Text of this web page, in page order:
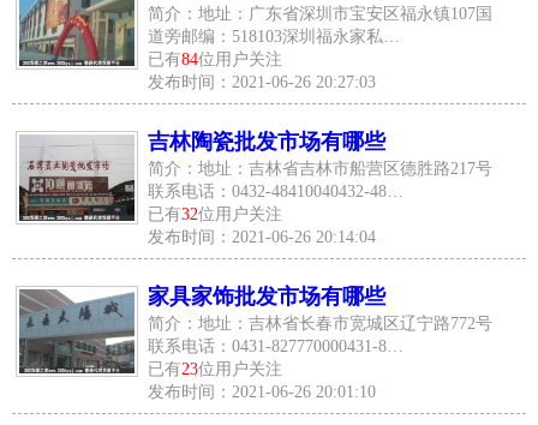
简介：地址：广东省深圳市宝安区福永镇107国
道旁邮编：518103深圳福永家私…
已有84位用户关注
发布时间：2021-06-26 20:27:03
吉林陶瓷批发市场有哪些
简介：地址：吉林省吉林市船营区德胜路217号
联系电话：0432-48410040432-48…
已有32位用户关注
发布时间：2021-06-26 20:14:04
家具家饰批发市场有哪些
简介：地址：吉林省长春市宽城区辽宁路772号
联系电话：0431-827770000431-8…
已有23位用户关注
发布时间：2021-06-26 20:01:10